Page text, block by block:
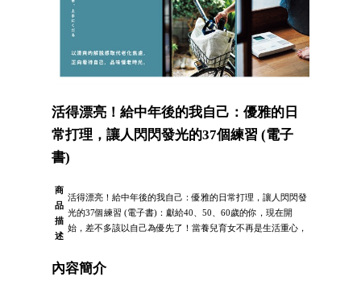
活得漂亮！給中年後的我自己：優雅的日
常打理，讓人閃閃發光的37個練習 (電子
書)
商
品
描
述
活得漂亮！給中年後的我自己：優雅的日常打理，讓人閃閃發
光的37個練習 (電子書)：獻給40、50、60歲的你，現在開
始，差不多該以自己為優先了！當養兒育女不再是生活重心，
內容簡介